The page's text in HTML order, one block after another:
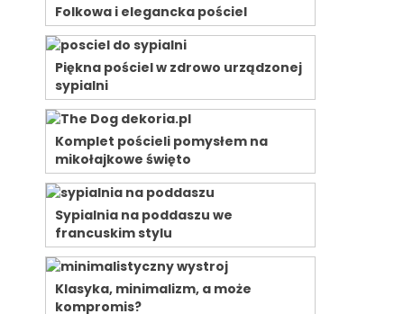
Folkowa i elegancka pościel
Piękna pościel w zdrowo urządzonej
sypialni
Komplet pościeli pomysłem na
mikołajkowe święto
Sypialnia na poddaszu we
francuskim stylu
Klasyka, minimalizm, a może
kompromis?